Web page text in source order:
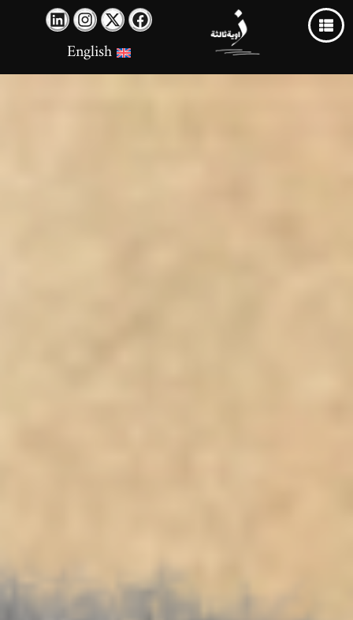
English